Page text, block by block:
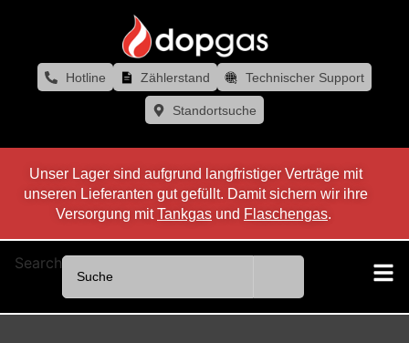
Hotline Zählerstand Technischer Support
Standortsuche
Unser Lager sind aufgrund langfristiger Verträge mit
unseren Lieferanten gut gefüllt. Damit sichern wir ihre
Versorgung mitTankgas und Flaschengas.
Search